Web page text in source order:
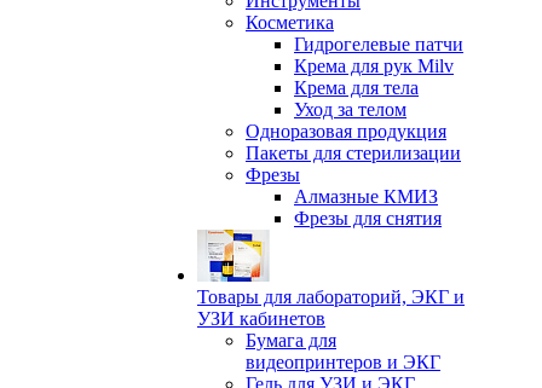
Косметика
Гидрогелевые патчи
Крема для рук Milv
Крема для тела
Уход за телом
Одноразовая продукция
Пакеты для стерилизации
Фрезы
Алмазные КМИЗ
Фрезы для снятия
Товары для лабораторий, ЭКГ и
УЗИ кабинетов
Бумага для
видеопринтеров и ЭКГ
Гель для УЗИ и ЭКГ,